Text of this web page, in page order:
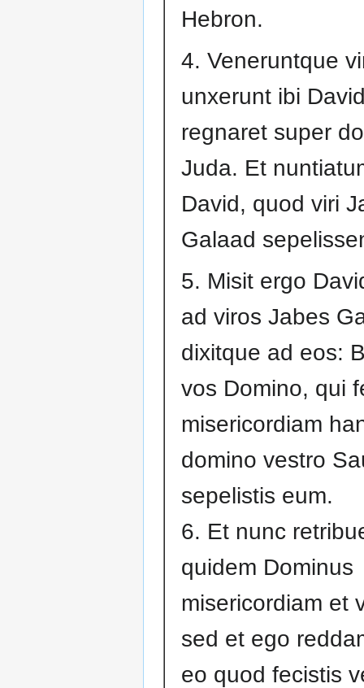
Hebron.
4. Veneruntque
unxerunt ibi
regnaret super
Juda. Et
David, quod viri
Galaad
5. Misit ergo
ad viros Jabes
dixitque ad eos:
vos Domino, qui
misericordiam
domino vestro
sepelistis eum.
6. Et nunc
quidem Dominus
misericordiam et
sed et ego
eo quod fecistis